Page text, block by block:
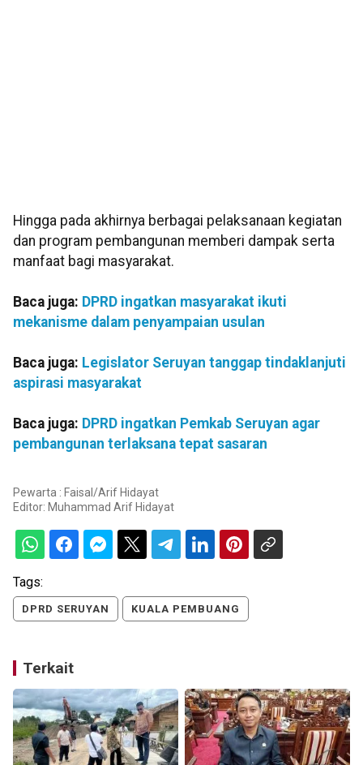
Hingga pada akhirnya berbagai pelaksanaan kegiatan
dan program pembangunan memberi dampak serta
manfaat bagi masyarakat.
Baca juga: DPRD ingatkan masyarakat ikuti
mekanisme dalam penyampaian usulan
Baca juga: Legislator Seruyan tanggap tindaklanjuti
aspirasi masyarakat
Baca juga: DPRD ingatkan Pemkab Seruyan agar
pembangunan terlaksana tepat sasaran
Pewarta : Faisal/Arif Hidayat
Editor: Muhammad Arif Hidayat
Tags:
DPRD SERUYAN KUALA PEMBUANG
Terkait